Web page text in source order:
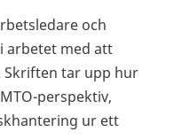
och
arbetet med att
Skriften tar upp hur
perspektiv,
ur ett